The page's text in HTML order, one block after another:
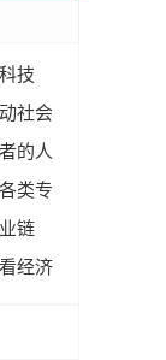
技
社会
的人
类专
链
经济